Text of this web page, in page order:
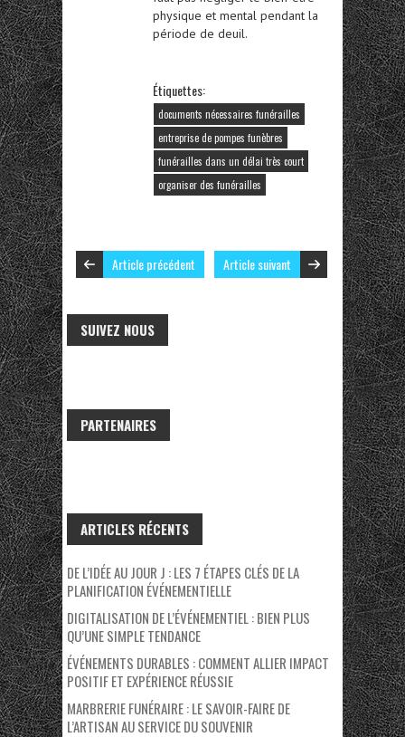
physique et mental pendant la
période de deuil.
Étiquettes:
documents nécessaires funérailles
entreprise de pompes funèbres
funérailles dans un délai très court
organiser des funérailles
Article précédent Article suivant
SUIVEZ NOUS
PARTENAIRES
ARTICLES RÉCENTS
DE L’IDÉE AU JOUR J : LES 7 ÉTAPES CLÉS DE LA
PLANIFICATION ÉVÉNEMENTIELLE
DIGITALISATION DE L’ÉVÉNEMENTIEL : BIEN PLUS
QU’UNE SIMPLE TENDANCE
ÉVÉNEMENTS DURABLES : COMMENT ALLIER IMPACT
POSITIF ET EXPÉRIENCE RÉUSSIE
MARBRERIE FUNÉRAIRE : LE SAVOIR-FAIRE DE
L’ARTISAN AU SERVICE DU SOUVENIR